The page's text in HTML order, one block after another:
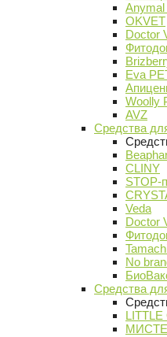
OKVET
Doctor
Eva
Woolly
AVZ
Средства
CLINY
STOP-
Veda
Doctor
No
Средства
LITTLE